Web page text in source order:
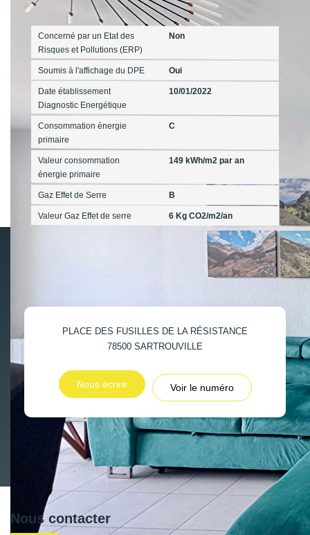
Diagnostics
Concerné par un Etat des
Risques et Pollutions (ERP)
Non
Soumis à l'affichage du DPE Oui
Date établissement
Diagnostic Energétique
10/01/2022
Consommation énergie
primaire
C
Valeur consommation
énergie primaire
149 kWh/m2 par an
Gaz Effet de Serre B
Valeur Gaz Effet de serre 6 Kg CO2/m2/an
PLACE DES FUSILLES DE LA RÉSISTANCE
78500 SARTROUVILLE
Nous écrire Voir le numéro
Nous contacter